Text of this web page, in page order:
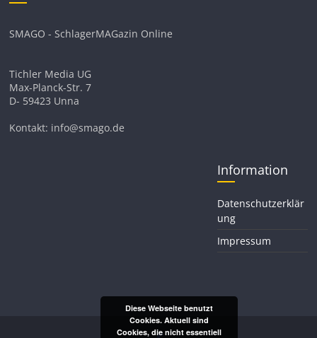
SMAGO - SchlagerMAGazin Online
Tichler Media UG
Max-Planck-Str. 7
D- 59423 Unna
Kontakt: info@smago.de
Information
Datenschutzerklär
ung
Impressum
Diese Webseite benutzt
Cookies. Aktuell sind
Cookies, die nicht essentiell